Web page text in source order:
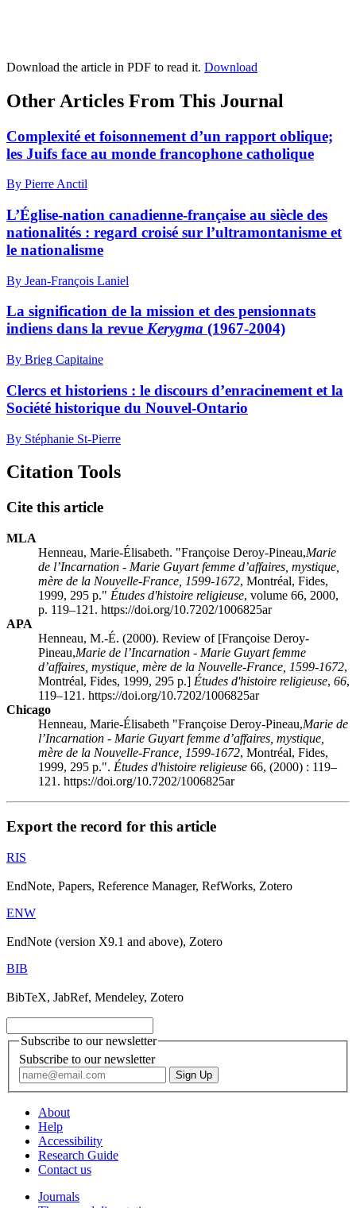
Download the article in PDF to read it. Download
Other Articles From This Journal
Complexité et foisonnement d’un rapport oblique;
les Juifs face au monde francophone catholique
By Pierre Anctil
L’Église-nation canadienne-française au siècle des
nationalités : regard croisé sur l’ultramontanisme et
le nationalisme
By Jean-François Laniel
La signification de la mission et des pensionnats
indiens dans la revue Kerygma (1967-2004)
By Brieg Capitaine
Clercs et historiens : le discours d’enracinement et la
Société historique du Nouvel-Ontario
By Stéphanie St-Pierre
Citation Tools
Cite this article
MLA
Henneau, Marie-Élisabeth. "Françoise Deroy-Pineau,Marie
de l’Incarnation - Marie Guyart femme d’affaires, mystique,
mère de la Nouvelle-France, 1599-1672, Montréal, Fides,
1999, 295 p." Études d'histoire religieuse, volume 66, 2000,
p. 119–121. https://doi.org/10.7202/1006825ar
APA
Henneau, M.-É. (2000). Review of [Françoise Deroy-
Pineau,Marie de l’Incarnation - Marie Guyart femme
d’affaires, mystique, mère de la Nouvelle-France, 1599-1672,
Montréal, Fides, 1999, 295 p.] Études d'histoire religieuse, 66,
119–121. https://doi.org/10.7202/1006825ar
Chicago
Henneau, Marie-Élisabeth "Françoise Deroy-Pineau,Marie de
l’Incarnation - Marie Guyart femme d’affaires, mystique,
mère de la Nouvelle-France, 1599-1672, Montréal, Fides,
1999, 295 p.". Études d'histoire religieuse 66, (2000) : 119–
121. https://doi.org/10.7202/1006825ar
Export the record for this article
RIS
EndNote, Papers, Reference Manager, RefWorks, Zotero
ENW
EndNote (version X9.1 and above), Zotero
BIB
BibTeX, JabRef, Mendeley, Zotero
Subscribe to our newsletter
Subscribe to our newsletter
About
Help
Accessibility
Research Guide
Contact us
Journals